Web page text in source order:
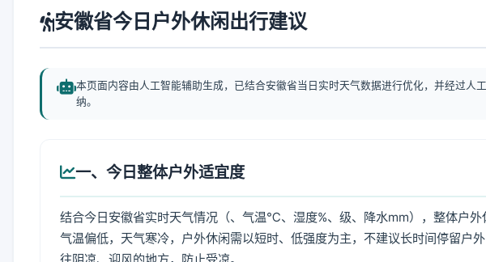
安徽省今日户外休闲出行建议
本页面内容由人工智能辅助生成，已结合安徽省当日实时天气数据进行优化，并经过人
纳。
一、今日整体户外适宜度
结合今日安徽省实时天气情况（、气温℃、湿度%、级、降水mm），整体户外
气温偏低，天气寒冷，户外休闲需以短时、低强度为主，不建议长时间停留户